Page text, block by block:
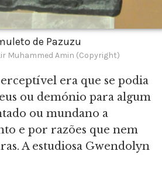
de Pazuzu
Muhammed Amin (Copyright)
era que se podia
ou demónio para algum
ou mundano a
e por razões que nem
A estudiosa Gwendolyn